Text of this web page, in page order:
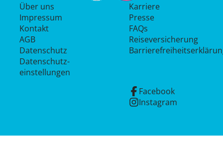
Über uns
Impressum
Kontakt
AGB
Datenschutz
Datenschutz­
einstellungen
Karriere
Presse
FAQs
Reiseversicherung
Facebook
Instagram